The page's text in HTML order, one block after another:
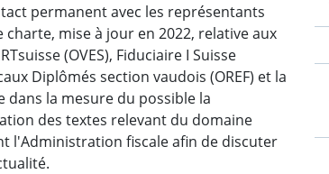
permanent avec les représentants
mise à jour en 2022, relative aux
(OVES), Fiduciaire I Suisse
Diplômés section vaudois (OREF) et la
dans la mesure du possible la
des textes relevant du domaine
l'Administration fiscale afin de discuter